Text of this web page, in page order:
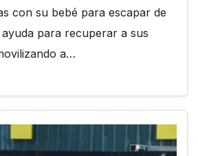
con su bebé para escapar de
para recuperar a sus
a…